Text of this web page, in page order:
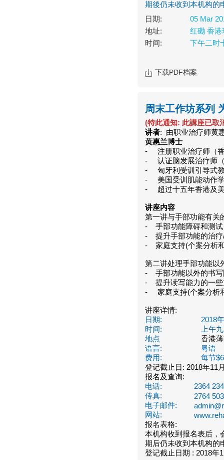
期後仍未收到本机构的
日期:
05 Mar
地址:
红磡 香
时间:
下午二时
下载PDF档案
周末工作坊系列
(特此通知: 此講座已取
讲者: 由职业治疗师黄
黄惠兰博士
- 注册职业治疗师（
- 认证脑发展治疗师
- 匈牙利受训引导式
- 美国受训肌能动作学
- 超过十五年香港及美
讲座内容
第一讲与手部功能有关
- 手部功能障碍和测试
- 提升手部功能的治疗
- 家庭支持(个案分析
第二讲处理手部功
- 手部功能以外的书写
- 提升读写能力的一些
- 家庭支持(个案分析
讲座详情:
日期:
2018
时间:
上午
地点
香港
语言:
粤语
费用:
每节
登记截止日: 2018年11
报名及查询:
电话:
2364
传真:
2764
电子邮件:
网站:
报名表格:
本机构收到报名表后，
期后仍未收到本机构的
登记截止日期 : 2018年